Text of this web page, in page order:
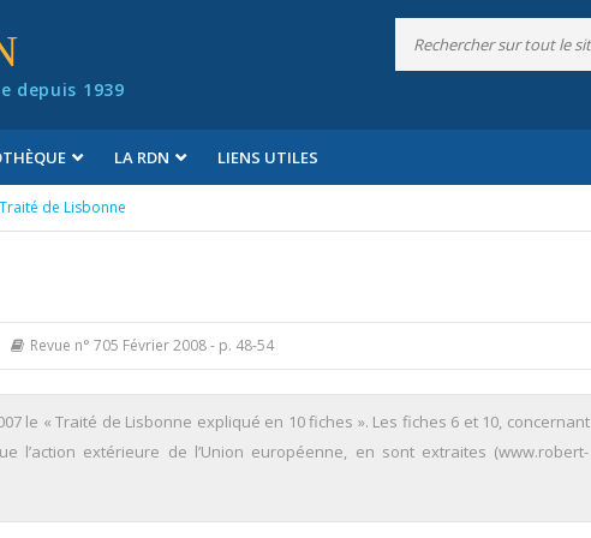
depuis 1939
LA RDN LIENS UTILES
de Lisbonne
Revue n° 705 Février 2008- p. 48-54
le « Traité de Lisbonne expliqué en 10 fiches ». Les fiches 6 et 10, concernant
l’action extérieure de l’Union européenne, en sont extraites (www.robert-